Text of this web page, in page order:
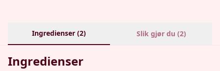
Ingredienser (2) Slik gjør du (2)
Ingredienser